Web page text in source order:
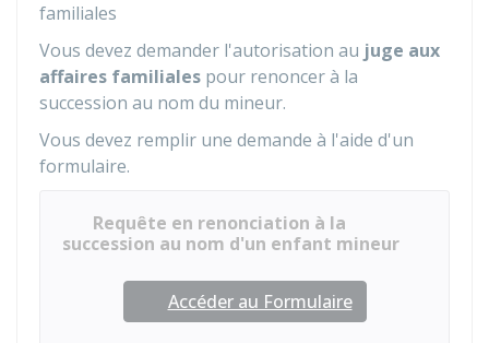
familiales
Vous devez demander l'autorisation au juge aux
affaires familiales pour renoncer à la
succession au nom du mineur.
Vous devez remplir une demande à l'aide d'un
formulaire.
Requête en renonciation à la
succession au nom d'un enfant mineur
Accéder au Formulaire